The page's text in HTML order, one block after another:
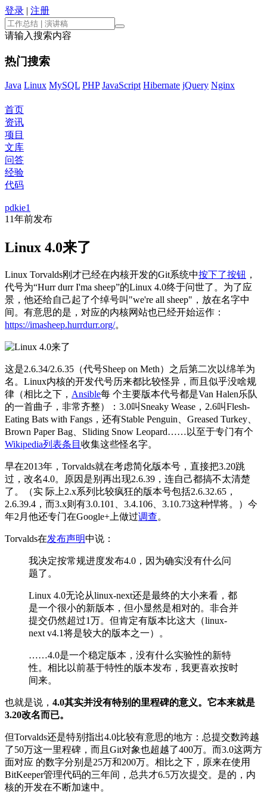
登录 | 注册
请输入搜索内容
热门搜索
Java Linux MySQL PHP JavaScript Hibernate jQuery Nginx
首页
资讯
项目
文库
问答
经验
代码
pdkie1
11年前发布
Linux 4.0来了
Linux Torvalds刚才已经在内核开发的Git系统中按下了按钮 ，
代号为“Hurr durr I'ma sheep”的Linux 4.0终于问世了。为了应
景，他还给自己起了个绰号叫"we're all sheep"，放在名字中
间。有意思的是，对应的内核网站也已经开始运作：
https://imasheep.hurrdurr.org/。
这是2.6.34/2.6.35（代号Sheep on Meth）之后第二次以绵羊为
名。Linux内核的开发代号历来都比较怪异，而且似乎没啥规
律（相比之下， Ansible每 个主要版本代号都是Van Halen乐队
的一首曲子，非常齐整）：3.0叫Sneaky Wease，2.6叫Flesh-
Eating Bats with Fangs，还有Stable Penguin、Greased Turkey、
Brown Paper Bag、Sliding Snow Leopard……以至于专门有个
Wikipedia列表条目 收集这些怪名字。
早在2013年，Torvalds就在考虑简化版本号，直接把3.20跳
过，改名4.0。原因是别再出现2.6.39，连自己都搞不太清楚
了。（实 际上2.x系列比较疯狂的版本号包括2.6.32.65，
2.6.39.4，而3.x则有3.0.101、3.4.106、3.10.73这种悍将。）今
年2月他还专门在Google+上做过调查。
Torvalds在发布声明中说：
我决定按常规进度发布4.0，因为确实没有什么问
题了。
Linux 4.0无论从linux-next还是最终的大小来看，都
是一个很小的新版本，但小显然是相对的。非合并
提交仍然超过1万。但肯定有版本比这大（linux-
next v4.1将是较大的版本之一）。
……4.0是一个稳定版本，没有什么实验性的新特
性。相比以前基于特性的版本发布，我更喜欢按时
间来。
也就是说， 4.0其实并没有特别的里程碑的意义。它本来就是
3.20改名而已。
但Torvalds还是特别指出4.0比较有意思的地方：总提交数跨越
了50万这一里程碑，而且Git对象也超越了400万。而3.0这两方
面对应 的数字分别是25万和200万。相比之下，原来在使用
BitKeeper管理代码的三年间，总共才6.5万次提交。是的，内
核的开发在不断加速中。